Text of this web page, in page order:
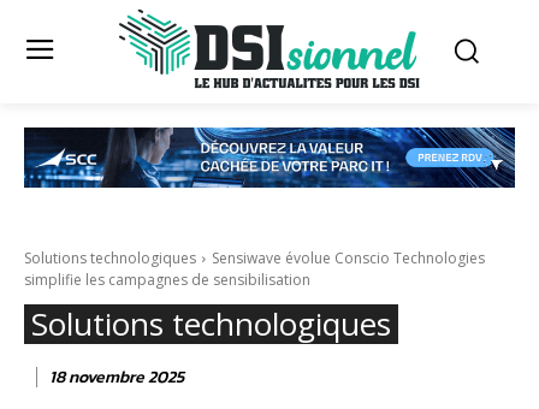
Solutions technologiques
Sensiwave évolue Conscio Technologies
simplifie les campagnes de sensibilisation
Solutions technologiques
18 novembre 2025